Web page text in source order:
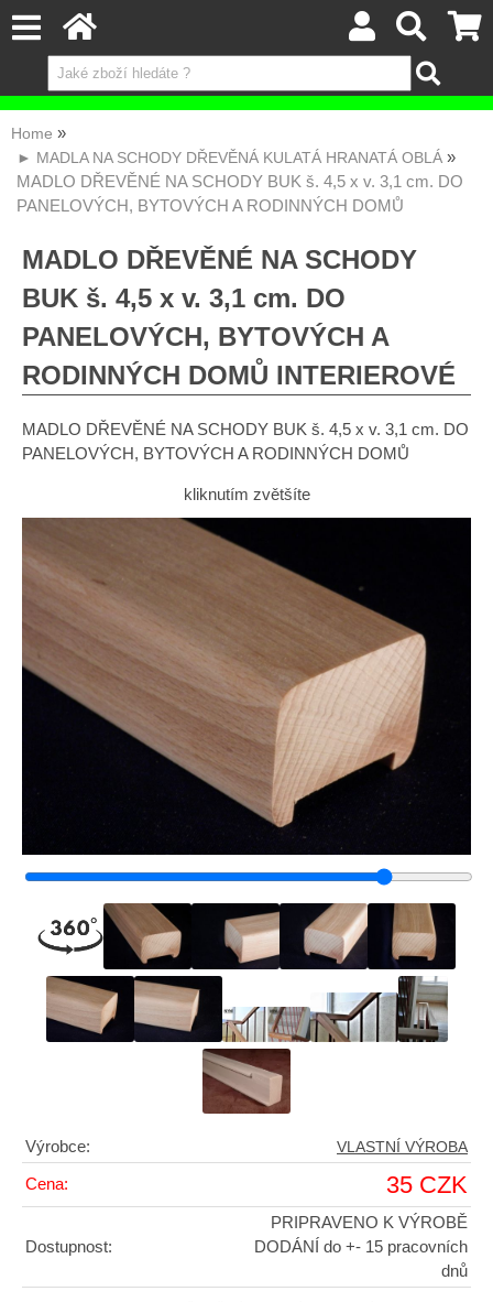
Home
► MADLA NA SCHODY DŘEVĚNÁ KULATÁ HRANATÁ OBLÁ
MADLO DŘEVĚNÉ NA SCHODY BUK š. 4,5 x v. 3,1 cm. DO
PANELOVÝCH, BYTOVÝCH A RODINNÝCH DOMŮ
MADLO DŘEVĚNÉ NA SCHODY
BUK š. 4,5 x v. 3,1 cm. DO
PANELOVÝCH, BYTOVÝCH A
RODINNÝCH DOMŮ INTERIEROVÉ
MADLO DŘEVĚNÉ NA SCHODY BUK š. 4,5 x v. 3,1 cm. DO
PANELOVÝCH, BYTOVÝCH A RODINNÝCH DOMŮ
kliknutím zvětšíte
Výrobce: VLASTNÍ VÝROBA
Cena: 35 CZK
Dostupnost:
PRIPRAVENO K VÝROBĚ
DODÁNÍ do +- 15 pracovních
dnů